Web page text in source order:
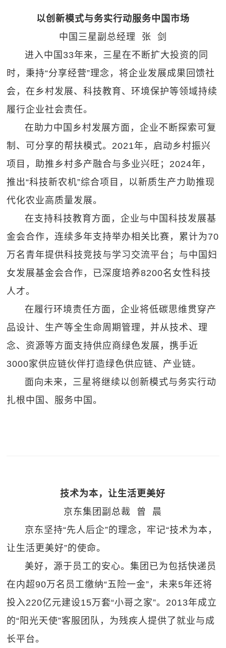
以创新模式与务实行动服务中国市场
中国三星副总经理 张 剑
进入中国33年来，三星在不断扩大投资的同
时，秉持“分享经营”理念，将企业发展成果回馈社
会，在乡村发展、科技教育、环境保护等领域持续
履行企业社会责任。
在助力中国乡村发展方面，企业不断探索可复
制、可分享的帮扶模式。2021年，启动乡村振兴
项目，助推乡村多产融合与多业兴旺；2024年，
推出“科技新农机”综合项目，以新质生产力助推现
代化农业高质量发展。
在支持科技教育方面，企业与中国科技发展基
金会合作，连续多年支持举办相关比赛，累计为70
万名青年提供科技竞技与学习交流平台；与中国妇
女发展基金会合作，已深度培养8200名女性科技
人才。
在履行环境责任方面，企业将低碳思维贯穿产
品设计、生产等全生命周期管理，并从技术、理
念、资源等方面支持供应商绿色发展，携手近
3000家供应链伙伴打造绿色供应链、产业链。
面向未来，三星将继续以创新模式与务实行动
扎根中国、服务中国。
技术为本，让生活更美好
京东集团副总裁 曾 晨
京东坚持“先人后企”的理念，牢记“技术为本，
让生活更美好”的使命。
美好，源于员工的安心。集团已为包括快递员
在内超90万名员工缴纳“五险一金”，未来5年还将
投入220亿元建设15万套“小哥之家”。2013年成立
的“阳光天使”客服团队，为残疾人提供了就业与成
长平台。